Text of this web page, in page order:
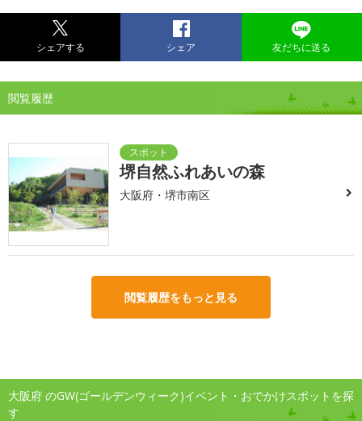
シェアする シェア 友だちに送る
閲覧履歴
堺自然ふれあいの森
大阪府・堺市南区
閲覧履歴をもっと見る
大阪府 のGW(ゴールデンウィーク)イベント・おでかけスポットを探
す